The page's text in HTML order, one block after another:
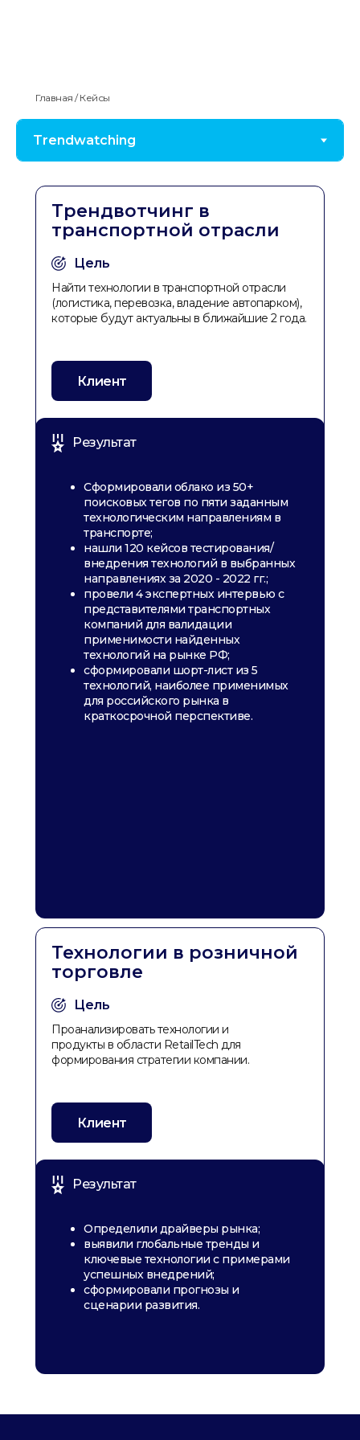
Главная / Кейсы
Трендвотчинг в
транспортной отрасли
Цель
Найти технологии в транспортной отрасли
(логистика, перевозка, владение автопарком),
которые будут актуальны в ближайшие 2 года.
Результат
Cформировали облако из 50+
поисковых тегов по пяти заданным
технологическим направлениям в
транспорте;
нашли 120 кейсов тестирования/
внедрения технологий в выбранных
направлениях за 2020 - 2022 гг.;
провели 4 экспертных интервью с
представителями транспортных
компаний для валидации
применимости найденных
технологий на рынке РФ;
сформировали шорт-лист из 5
технологий, наиболее применимых
для российского рынка в
краткосрочной перспективе.
Клиент
Технологии в розничной
торговле
Цель
Проанализировать технологии и
продукты в области RetailTech для
формирования стратегии компании.
Результат
Определили драйверы рынка;
выявили глобальные тренды и
ключевые технологии с примерами
успешных внедрений;
сформировали прогнозы и
сценарии развития.
Клиент